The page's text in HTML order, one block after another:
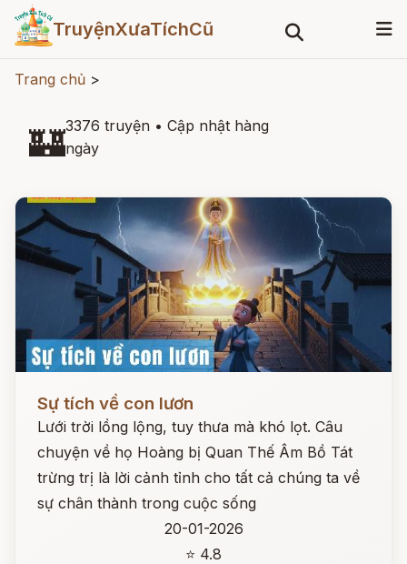
TruyệnXưaTíchCũ
Trang chủ >
🏰3376 truyện • Cập nhật hàng
ngày
Sự tích về con lươn
Lưới trời lồng lộng, tuy thưa mà khó lọt. Câu
chuyện về họ Hoàng bị Quan Thế Âm Bồ Tát
trừng trị là lời cảnh tỉnh cho tất cả chúng ta về
sự chân thành trong cuộc sống
20-01-2026
⭐ 4.8